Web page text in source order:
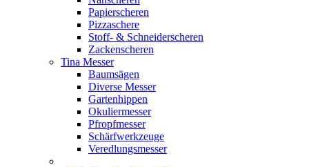
Papierscheren
Pizzaschere
Stoff- & Schneiderscheren
Zackenscheren
Tina Messer
Baumsägen
Diverse Messer
Gartenhippen
Okuliermesser
Pfropfmesser
Schärfwerkzeuge
Veredlungsmesser